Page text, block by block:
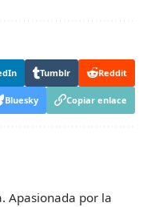
Tumblr Reddit
Bluesky Copiar enlace
Apasionada por la